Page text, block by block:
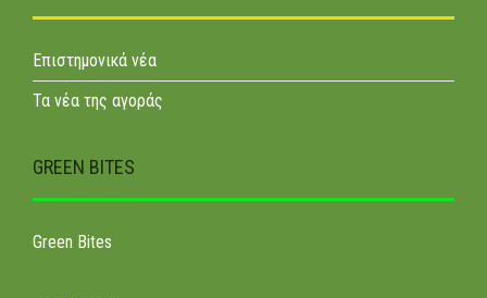
Επιστημονικά νέα
Τα νέα της αγοράς
GREEN BITES
Green Bites